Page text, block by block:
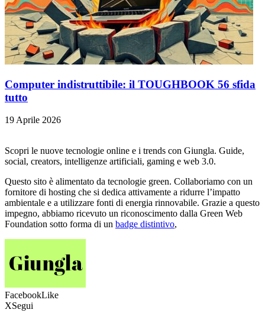
Computer indistruttibile: il TOUGHBOOK 56 sfida
tutto
19 Aprile 2026
Scopri le nuove tecnologie online e i trends con Giungla. Guide,
social, creators, intelligenze artificiali, gaming e web 3.0.
Questo sito è alimentato da tecnologie green. Collaboriamo con un
fornitore di hosting che si dedica attivamente a ridurre l’impatto
ambientale e a utilizzare fonti di energia rinnovabile. Grazie a questo
impegno, abbiamo ricevuto un riconoscimento dalla Green Web
Foundation sotto forma di un badge distintivo,
FacebookLike
XSegui